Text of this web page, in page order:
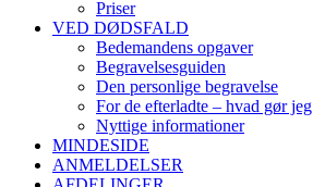
Priser
VED DØDSFALD
Bedemandens opgaver
Begravelsesguiden
Den personlige begravelse
For de efterladte – hvad gør jeg
Nyttige informationer
MINDESIDE
ANMELDELSER